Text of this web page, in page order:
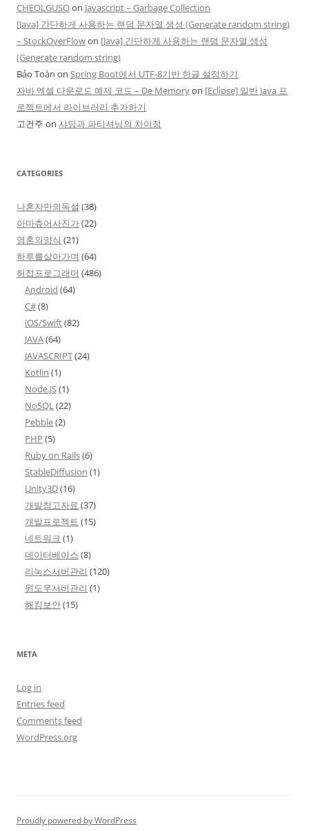
CHEOLGUSOon Javascript – Garbage Collection
[Java] 간단하게 사용하는 랜덤 문자열 생성 (Generate random string)
– StockOverFlowon [Java] 간단하게 사용하는 랜덤 문자열 생성
(Generate random string)
Bảo Toàn on Spring Boot에서 UTF-8기반 한글 설정하기
자바 엑셀 다운로드 예제 코드 – De Memoryon [Eclipse] 일반 Java 프
로젝트에서 라이브러리 추가하기
고건주 on 샤딩과 파티셔닝의 차이점
CATEGORIES
나혼자만의독설 (38)
아마츄어사진가(22)
영혼의양식 (21)
하루를살아가며 (64)
허접프로그래머 (486)
Android (64)
C#(8)
iOS/Swift(82)
JAVA(64)
JAVASCRIPT(24)
Kotlin (1)
Node.JS(1)
NoSQL (22)
Pebble(2)
PHP (5)
Ruby on Rails(6)
StableDiffusion (1)
Unity3D(16)
개발참고자료 (37)
개발프로젝트 (15)
네트워크 (1)
데이터베이스 (8)
리눅스서버관리 (120)
윈도우서버관리 (1)
해킹보안(15)
META
Log in
Entries feed
Comments feed
WordPress.org
Proudly powered by WordPress